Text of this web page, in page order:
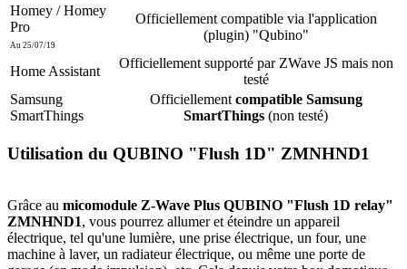
Homey / Homey
Pro
Au 25/07/19
Officiellement compatible via l'application
(plugin) "Qubino"
Home Assistant
Officiellement supporté par ZWave JS mais non
testé
Samsung
SmartThings
Officiellement compatible Samsung
SmartThings (non testé)
Utilisation du QUBINO "Flush 1D" ZMNHND1
Grâce au micomodule Z-Wave Plus QUBINO "Flush 1D relay"
ZMNHND1, vous pourrez allumer et éteindre un appareil
électrique, tel qu'une lumière, une prise électrique, un four, une
machine à laver, un radiateur électrique, ou même une porte de